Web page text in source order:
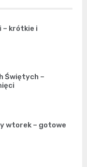
– krótkie i
Świętych –
wtorek – gotowe